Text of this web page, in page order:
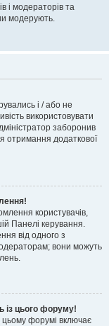
і модераторів та
модерують.
і / або не
використовувати
заборонив
отримання додаткової
користувачів,
Панелі керування.
від одного з
вони можуть
із цього форуму!
форумі включає